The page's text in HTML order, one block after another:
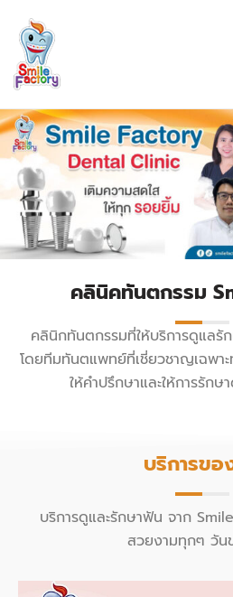
คลินิคทันตกรรม
คลินิกทันตกรรมที่ให้บริการดูแลรั
โดยทีมทันตแพทย์ที่เชี่ยวชาญเฉพา
ให้คำปรึกษาและให้การรักษ
บริการขอ
บริการดูและรักษาฟัน จาก
สวยงามทุกๆ วั